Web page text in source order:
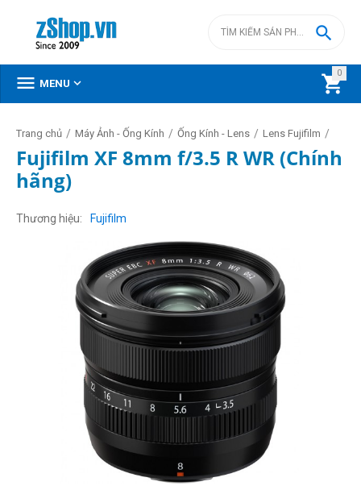
0


 MENU 
Trang chủ / Máy Ảnh - Ống Kính / Ống Kính - Lens / Lens Fujifilm /
Fujifilm XF 8mm f/3.5 R WR (Chính
hãng)
Thương hiệu Fujifilm